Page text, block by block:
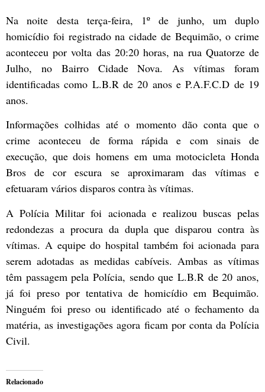
Na noite desta terça-feira, 1º de junho, um duplo
homicídio foi registrado na cidade de Bequimão, o crime
aconteceu por volta das 20:20 horas, na rua Quatorze de
Julho, no Bairro Cidade Nova. As vítimas foram
identificadas como L.B.R de 20 anos e P.A.F.C.D de 19
anos.
Informações colhidas até o momento dão conta que o
crime aconteceu de forma rápida e com sinais de
execução, que dois homens em uma motocicleta Honda
Bros de cor escura se aproximaram das vítimas e
efetuaram vários disparos contra às vítimas.
A Polícia Militar foi acionada e realizou buscas pelas
redondezas a procura da dupla que disparou contra às
vítimas. A equipe do hospital também foi acionada para
serem adotadas as medidas cabíveis. Ambas as vítimas
têm passagem pela Polícia, sendo que L.B.R de 20 anos,
já foi preso por tentativa de homicídio em Bequimão.
Ninguém foi preso ou identificado até o fechamento da
matéria, as investigações agora ficam por conta da Polícia
Civil.
Relacionado